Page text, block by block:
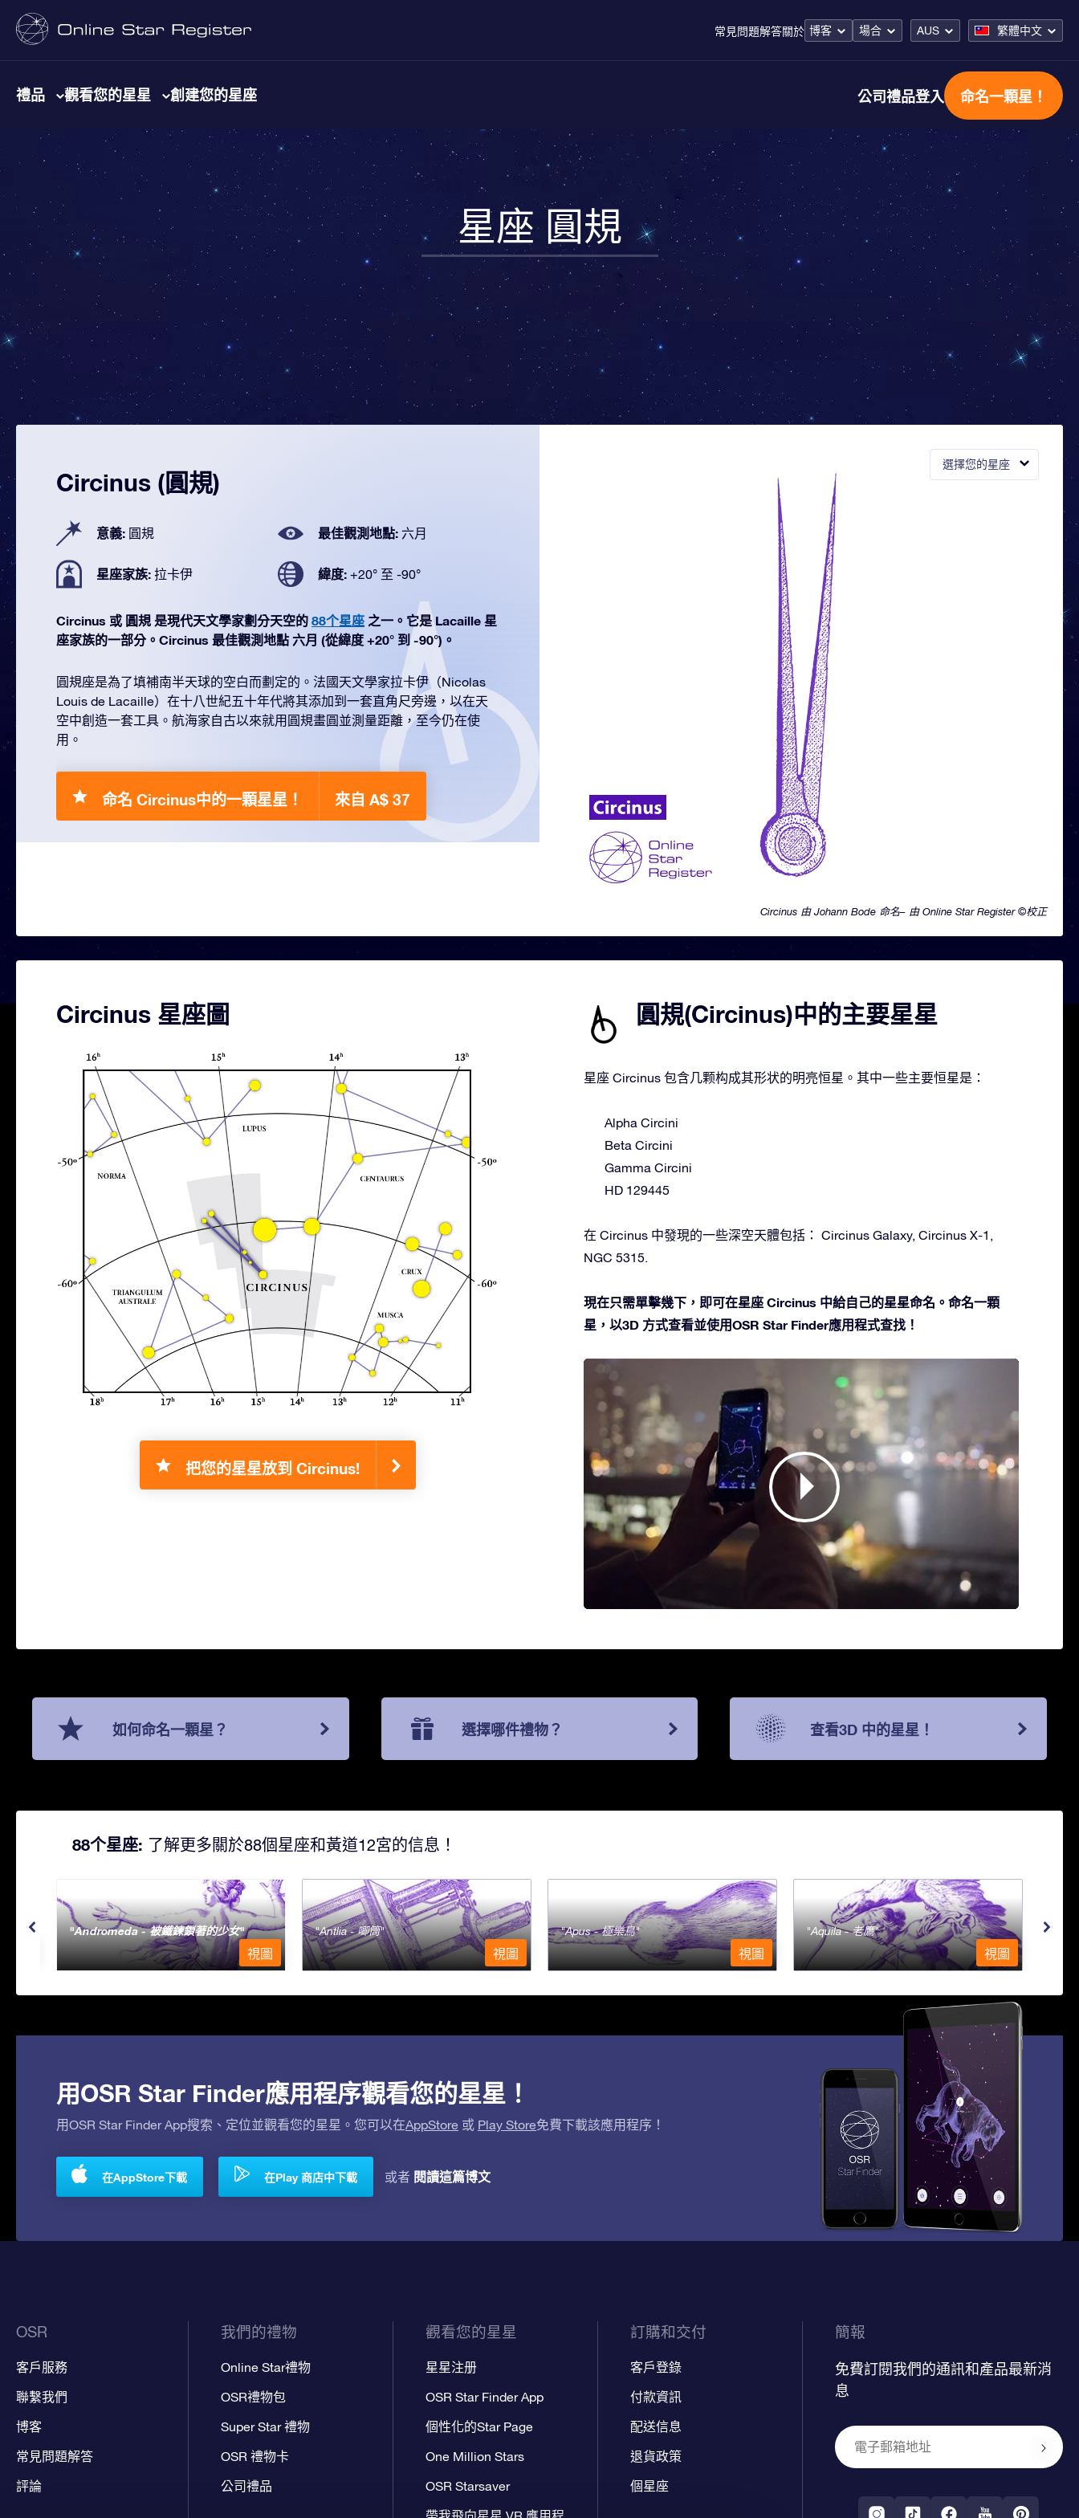
常見問題解答關於 博客 場合 AUS 繁體中文
禮品 觀看您的星星 創建您的星座 公司禮品登入 命名一顆星！
星座 圓規
選擇您的星座
Circinus 由 Johann Bode 命名– 由 Online Star Register ©校正
Circinus (圓規)
意義: 圓規 最佳觀測地點: 六月
星座家族: 拉卡伊 緯度: +20° 至 -90°
Circinus 或 圓規 是現代天文學家劃分天空的 88个星座 之一。它是 Lacaille 星
座家族的一部分。Circinus 最佳觀測地點 六月 (從緯度 +20° 到 -90°)。
圓規座是為了填補南半天球的空白而劃定的。法國天文學家拉卡伊（Nicolas
Louis de Lacaille）在十八世紀五十年代將其添加到一套直角尺旁邊，以在天
空中創造一套工具。航海家自古以來就用圓規畫圓並測量距離，至今仍在使
用。
命名 Circinus中的一顆星星！ 來自 A$ 37
Circinus 星座圖
把您的星星放到 Circinus!
圓規(Circinus)中的主要星星
星座 Circinus 包含几颗构成其形状的明亮恒星。其中一些主要恒星是：
Alpha Circini
Beta Circini
Gamma Circini
HD 129445
在 Circinus 中發現的一些深空天體包括： Circinus Galaxy, Circinus X-1,
NGC 5315.
現在只需單擊幾下，即可在星座 Circinus 中給自己的星星命名。命名一顆
星，以3D 方式查看並使用OSR Star Finder應用程式查找！
如何命名一顆星？ 選擇哪件禮物？ 查看3D 中的星星！
88个星座: 了解更多關於88個星座和黃道12宮的信息！
Andromeda - 被鐵鍊鎖著的少女
視圖
Antlia - 唧筒
視圖
Apus - 極樂鳥
視圖
Aquila - 老鷹
視圖
用OSR Star Finder應用程序觀看您的星星！
用OSR Star Finder App搜索、定位並觀看您的星星。您可以在AppStore 或 Play Store免費下載該應用程序！
在AppStore下載 在Play 商店中下載 或者 閱讀這篇博文
OSR
客戶服務
聯繫我們
博客
常見問題解答
評論
我們的禮物
Online Star禮物
OSR禮物包
Super Star 禮物
OSR 禮物卡
公司禮品
觀看您的星星
星星注册
OSR Star Finder App
個性化的Star Page
One Million Stars
OSR Starsaver
訂購和交付
客戶登錄
付款資訊
配送信息
退貨政策
個星座
簡報
免費訂閱我們的通訊和產品最新消
息